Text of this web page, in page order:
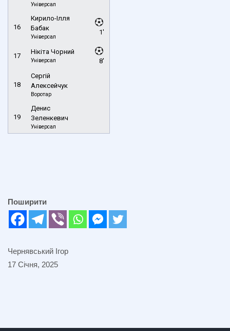
Універсал
16
Кирило-Ілля
Бабак
Універсал
1'
17
Нікіта Чорний
Універсал 8'
18
Сергій
Алексейчук
Воротар
19
Денис
Зеленкевич
Універсал
Поширити
Чернявський Ігор
17 Січня, 2025